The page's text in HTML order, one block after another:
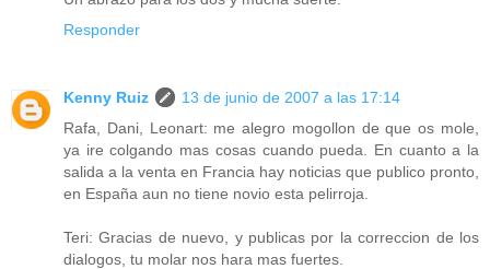
Responder
Kenny Ruiz
13 de junio de 2007 a las 17:14
Rafa, Dani, Leonart: me alegro mogollon de que os mole,
ya ire colgando mas cosas cuando pueda. En cuanto a la
salida a la venta en Francia hay noticias que publico pronto,
en España aun no tiene novio esta pelirroja.
Teri: Gracias de nuevo, y publicas por la correccion de los
dialogos, tu molar nos hara mas fuertes.